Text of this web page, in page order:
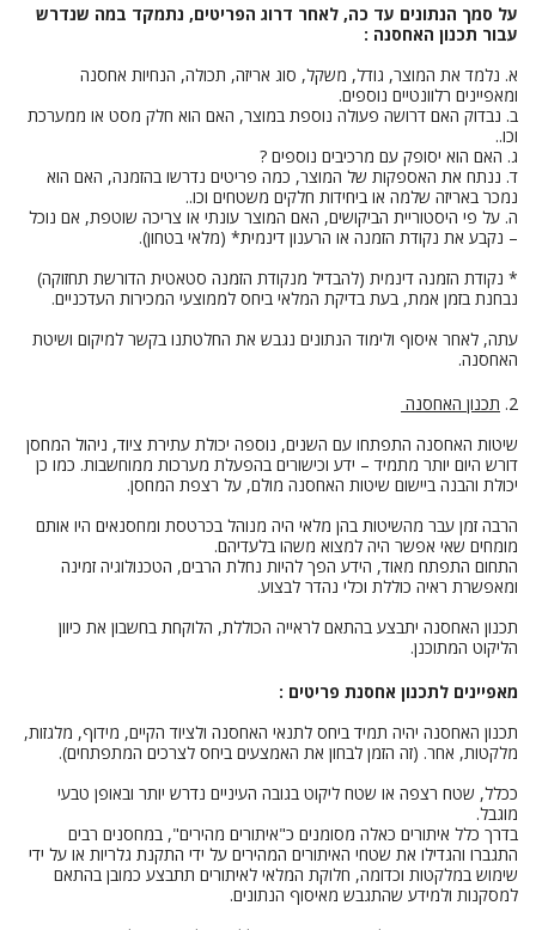
על סמך הנתונים עד כה, לאחר דרוג הפריטים, נתמקד במה שנדרש
עבור תכנון האחסנה :
א. נלמד את המוצר, גודל, משקל, סוג אריזה, תכולה, הנחיות אחסנה
ומאפיינים רלוונטיים נוספים.
ב. נבדוק האם דרושה פעולה נוספת במוצר, האם הוא חלק מסט או ממערכת
וכו..
ג. האם הוא יסופק עם מרכיבים נוספים ?
ד. ננתח את האספקות של המוצר, כמה פריטים נדרשו בהזמנה, האם הוא
נמכר באריזה שלמה או ביחידות חלקים משטחים וכו..
ה. על פי היסטוריית הביקושים, האם המוצר עונתי או צריכה שוטפת, אם נוכל
– נקבע את נקודת הזמנה או הרענון דינמית* (מלאי בטחון).
* נקודת הזמנה דינמית (להבדיל מנקודת הזמנה סטאטית הדורשת תחזוקה)
נבחנת בזמן אמת, בעת בדיקת המלאי ביחס לממוצעי המכירות העדכניים.
עתה, לאחר איסוף ולימוד הנתונים נגבש את החלטתנו בקשר למיקום ושיטת
האחסנה.
2. תכנון האחסנה
שיטות האחסנה התפתחו עם השנים, נוספה יכולת עתירת ציוד, ניהול המחסן
דורש היום יותר מתמיד – ידע וכישורים בהפעלת מערכות ממוחשבות. כמו כן
יכולת והבנה ביישום שיטות האחסנה מולם, על רצפת המחסן.
הרבה זמן עבר מהשיטות בהן מלאי היה מנוהל בכרטסת ומחסנאים היו אותם
מומחים שאי אפשר היה למצוא משהו בלעדיהם.
התחום התפתח מאוד, הידע הפך להיות נחלת הרבים, הטכנולוגיה זמינה
ומאפשרת ראיה כוללת וכלי נהדר לבצוע.
תכנון האחסנה יתבצע בהתאם לראייה הכוללת, הלוקחת בחשבון את כיוון
הליקוט המתוכנן.
מאפיינים לתכנון אחסנת פריטים :
תכנון האחסנה יהיה תמיד ביחס לתנאי האחסנה ולציוד הקיים, מידוף, מלגזות,
מלקטות, אחר. (זה הזמן לבחון את האמצעים ביחס לצרכים המתפתחים).
ככלל, שטח רצפה או שטח ליקוט בגובה העיניים נדרש יותר ובאופן טבעי
מוגבל.
בדרך כלל איתורים כאלה מסומנים כ"איתורים מהירים", במחסנים רבים
התגברו והגדילו את שטחי האיתורים המהירים על ידי התקנת גלריות או על ידי
שימוש במלקטות וכדומה, חלוקת המלאי לאיתורים תתבצע כמובן בהתאם
למסקנות ולמידע שהתגבש מאיסוף הנתונים.